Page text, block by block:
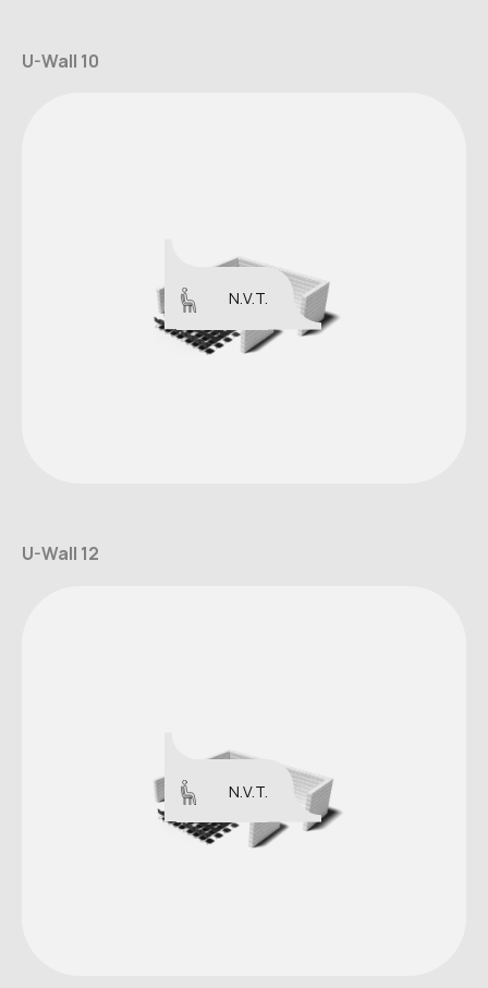
U-Wall 10
N.V.T.
U-Wall 12
N.V.T.